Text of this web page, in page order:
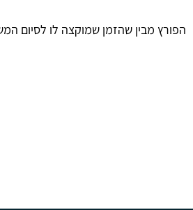
הפורץ מבין שהזמן שמוקצה לו לסיום